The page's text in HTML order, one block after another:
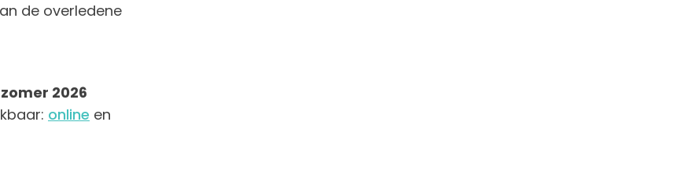
de overledene
2026
online en